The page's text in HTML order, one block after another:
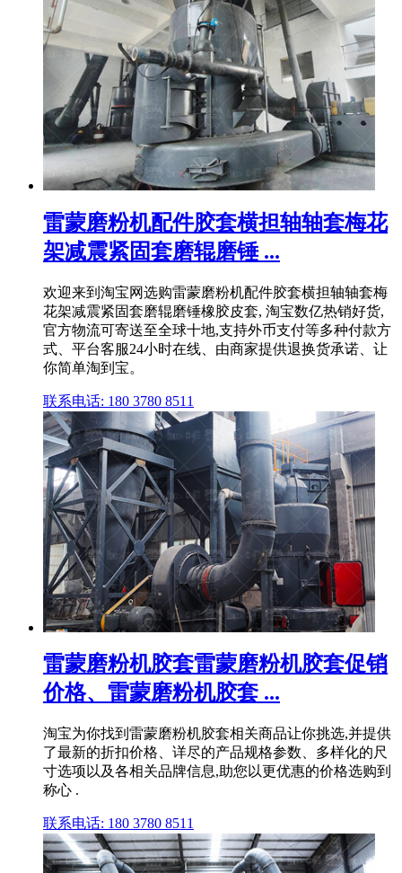
雷蒙磨粉机配件胶套横担轴轴套梅花
架减震紧固套磨辊磨锤 ...
欢迎来到淘宝网选购雷蒙磨粉机配件胶套横担轴轴套梅
花架减震紧固套磨辊磨锤橡胶皮套, 淘宝数亿热销好货,
官方物流可寄送至全球十地,支持外币支付等多种付款方
式、平台客服24小时在线、由商家提供退换货承诺、让
你简单淘到宝。
联系电话: 180 3780 8511
雷蒙磨粉机胶套雷蒙磨粉机胶套促销
价格、雷蒙磨粉机胶套 ...
淘宝为你找到雷蒙磨粉机胶套相关商品让你挑选,并提供
了最新的折扣价格、详尽的产品规格参数、多样化的尺
寸选项以及各相关品牌信息,助您以更优惠的价格选购到
称心 .
联系电话: 180 3780 8511